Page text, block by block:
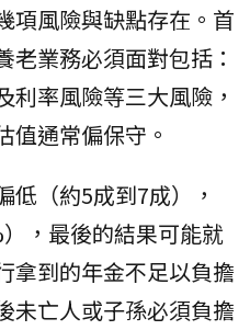
項風險與缺點存在。首
老業務必須面對包括：
利率風險等三大風險，
值通常偏保守。
低（約5成到7成），
，最後的結果可能就
拿到的年金不足以負擔
未亡人或子孫必須負擔